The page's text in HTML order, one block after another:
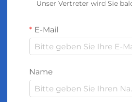
Unser Vertreter wird Sie
E-Mail
Name